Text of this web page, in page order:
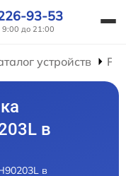
93-53
9:00 до 21:00
устройств
в
в